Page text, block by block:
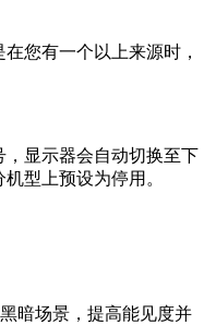
您有一个以上来源时，
显示器会自动切换至下
型上预设为停用。
暗场景，提高能见度并